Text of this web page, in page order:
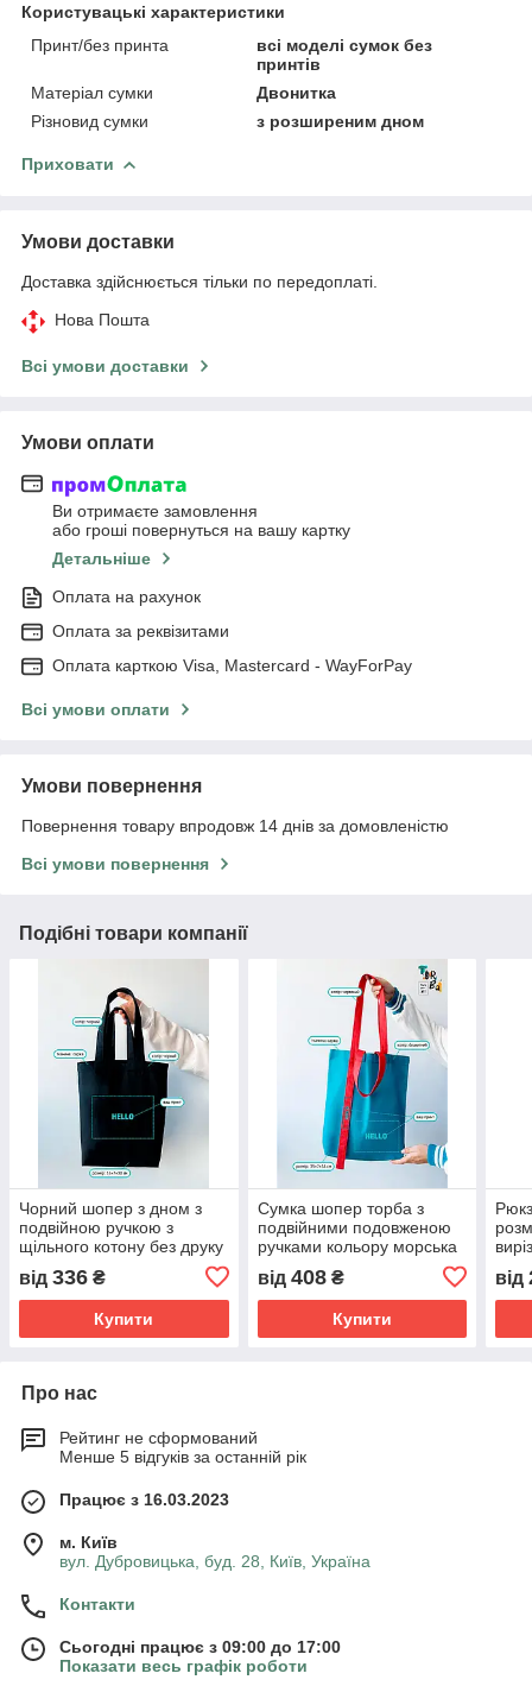
Користувацькі характеристики
Принт/без принта
всі моделі сумок без
принтів
Матеріал сумки
Двонитка
Різновид сумки
з розширеним дном
Приховати
Умови доставки
Доставка здійснюється тільки по передоплаті.
Нова Пошта
Всі умови доставки
Умови оплати
Ви отримаєте замовлення
або гроші повернуться на вашу картку
Детальніше
Оплата на рахунок
Оплата за реквізитами
Оплата карткою Visa, Mastercard - WayForPay
Всі умови оплати
Умови повернення
Повернення товару впродовж 14 днів за домовленістю
Всі умови повернення
Подібні товари компанії
Чорний шопер з дном з
подвійною ручкою з
щільного котону без друку
Розмір: 35cм х 38см х 7см
від 336 ₴
Купити
Сумка шопер торба з
подвійними подовженою
ручками кольору морська
35cм х 38см х 7см
від 408₴
Купити
від
Про нас
Рейтинг не сформований
Менше 5 відгуків за останній рік
Працює з 16.03.2023
м. Київ
вул. Дубровицька, буд. 28, Київ, Україна
Контакти
Сьогодні працює з 09:00 до 17:00
Показати весь графік роботи